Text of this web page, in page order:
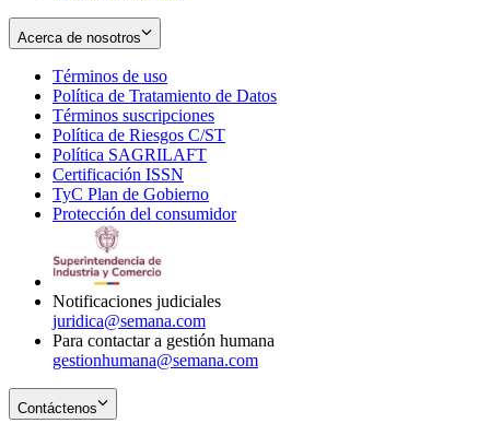
Acerca de nosotros
Términos de uso
in
new
window
Política de Tratamiento de Datos
Términos suscripciones
in
Política de Riesgos C/ST
Política SAGRILAFT
new
window
Certificación ISSN
in
new
TyC Plan de Gobierno
in
Protección del consumidorOpens
Notificaciones judiciales
juridica@semana.com
Para contactar a gestión humana
gestionhumana@semana.com
Contáctenos